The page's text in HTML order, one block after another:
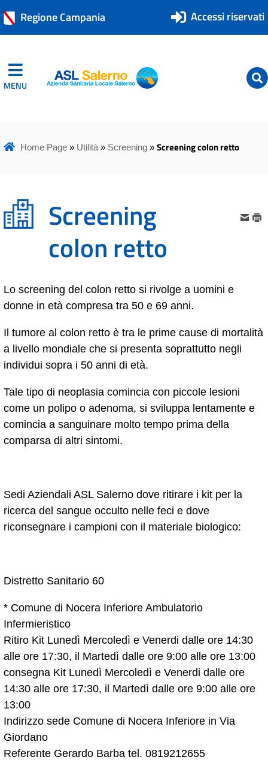
Regione Campania Accessi riservati
MENU ASL Salerno
ASL Salerno
Home Page» Utilità» Screening» Screening colon retto
Screening
colon retto
Lo screening del colon retto si rivolge a uomini e
donne in età compresa tra 50 e 69 anni.
Il tumore al colon retto è tra le prime cause di mortalità
a livello mondiale che si presenta soprattutto negli
individui sopra i 50 anni di età.
Tale tipo di neoplasia comincia con piccole lesioni
come un polipo o adenoma, si sviluppa lentamente e
comincia a sanguinare molto tempo prima della
comparsa di altri sintomi.
Sedi Aziendali ASL Salerno dove ritirare i kit per la
ricerca del sangue occulto nelle feci e dove
riconsegnare i campioni con il materiale biologico:
Distretto Sanitario 60
* Comune di Nocera Inferiore Ambulatorio
Infermieristico
Ritiro Kit Lunedì Mercoledì e Venerdi dalle ore 14:30
alle ore 17:30, il Martedì dalle ore 9:00 alle ore 13:00
consegna Kit Lunedì Mercoledì e Venerdi dalle ore
14:30 alle ore 17:30, il Martedì dalle ore 9:00 alle ore
13:00
Indirizzo sede Comune di Nocera Inferiore in Via
Giordano
Referente Gerardo Barba tel. 0819212655